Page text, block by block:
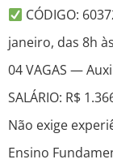
CÓDIGO:
janeiro, das 8h
04 VAGAS —
SALÁRIO: R$
Não exige
Ensino